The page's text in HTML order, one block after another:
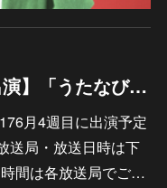
6月4週目放送分 【テレビ出演】「うたなびMAX!!」
月4週目に出演予定
送局・放送日時は下
間は各放送局でご…